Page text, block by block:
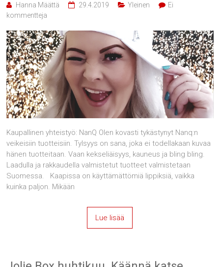
Hanna Määttä 29.4.2019 Yleinen
Ei
kommentteja
Kaupallinen yhteistyö: NanQ Olen kovasti tykästynyt Nanq:n
veikeisiin tuotteisiin. Tylsyys on sana, joka ei todellakaan kuvaa
hänen tuotteitaan. Vaan kekseliäisyys, kauneus ja bling bling.
Laadulla ja rakkaudella valmistetut tuotteet valmistetaan
Suomessa. Kaapissa on käyttämättömiä lippiksiä, vaikka
kuinka paljon. Mikään
Lue lisää